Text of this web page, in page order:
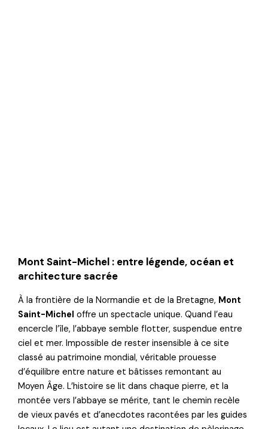
Mont Saint-Michel : entre légende, océan et
architecture sacrée
À la frontière de la Normandie et de la Bretagne, Mont
Saint-Michel offre un spectacle unique. Quand l’eau
encercle l’île, l’abbaye semble flotter, suspendue entre
ciel et mer. Impossible de rester insensible à ce site
classé au patrimoine mondial, véritable prouesse
d’équilibre entre nature et bâtisses remontant au
Moyen Âge. L’histoire se lit dans chaque pierre, et la
montée vers l’abbaye se mérite, tant le chemin recèle
de vieux pavés et d’anecdotes racontées par les guides